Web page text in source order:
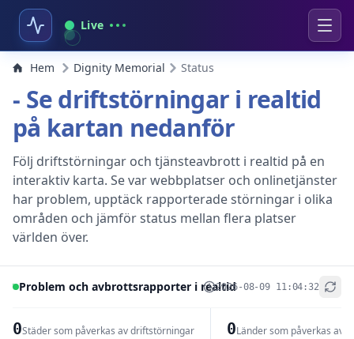
Live
Hem Dignity Memorial Status
- Se driftstörningar i realtid
på kartan nedanför
Följ driftstörningar och tjänsteavbrott i realtid på en
interaktiv karta. Se var webbplatser och onlinetjänster
har problem, upptäck rapporterade störningar i olika
områden och jämför status mellan flera platser
världen över.
Problem och avbrottsrapporter i realtid2026-08-09 11:04:32
0Städer som påverkas av driftstörningar 0Länder som påverkas av
+